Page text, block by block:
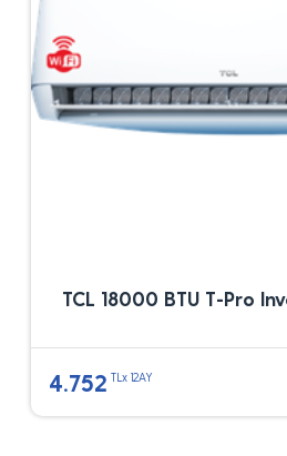
TCL 18000 BTU T-Pro
4.752 TLx 12AY